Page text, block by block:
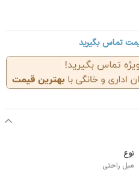
تماس بگیرید
نوع
مبل راحتی